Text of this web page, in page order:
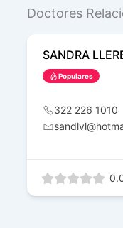
Doctores
SANDRA
Populares
322 226 1010